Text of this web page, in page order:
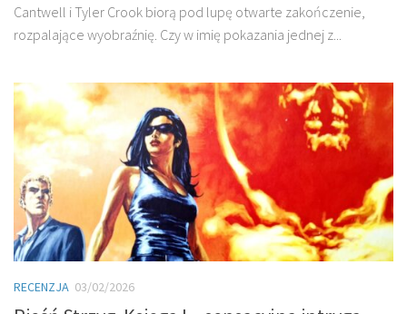
Cantwell i Tyler Crook biorą pod lupę otwarte zakończenie,
rozpalające wyobraźnię. Czy w imię pokazania jednej z...
RECENZJA 03/02/2026